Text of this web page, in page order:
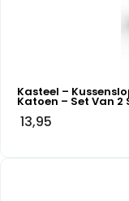
Kasteel –
Katoen – Set Van 2
13,95